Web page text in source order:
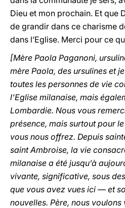
Dieu et mon prochain. Et que
de grandir dans ce charisme
dans l’Eglise. Merci pour ce
[Mère Paola Paganoni,
mère Paola, des ursulines et
toutes les personnes de vie
l’Eglise milanaise, mais
Lombardie. Nous vous
présence, mais surtout pour
vous nous offrez. Depuis
saint Ambroise, la vie
milanaise a été jusqu’à
vivante, significative, sous
que vous avez vues ici — et
nouvelles. Père, nous